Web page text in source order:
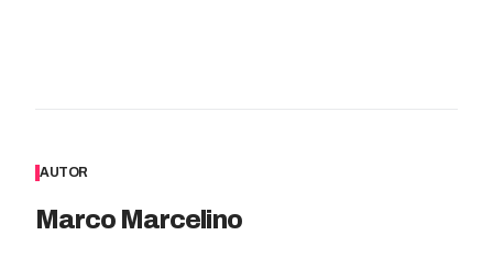
AUTOR
Marco Marcelino